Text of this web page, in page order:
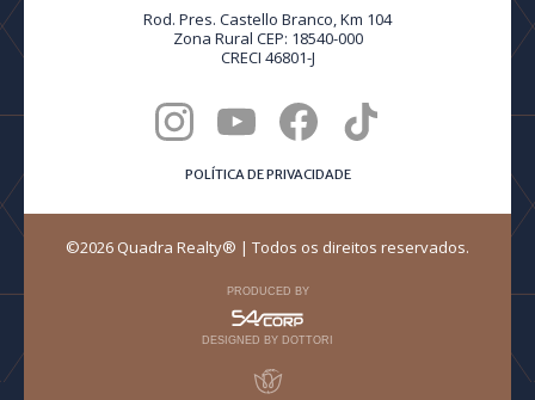
Rod. Pres. Castello Branco, Km 104
Zona Rural CEP: 18540-000
CRECI 46801-J
POLÍTICA DE PRIVACIDADE
©2026 Quadra Realty® | Todos os direitos reservados.
PRODUCED BY
DESIGNED BY DOTTORI